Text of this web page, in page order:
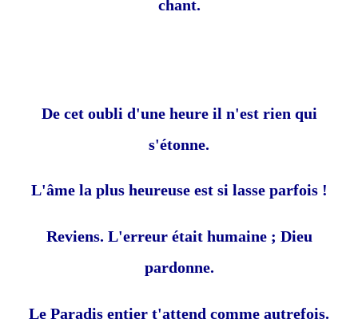
chant.
De cet oubli d'une heure il n'est rien qui
s'étonne.
L'âme la plus heureuse est si lasse parfois !
Reviens. L'erreur était humaine ; Dieu
pardonne.
Le Paradis entier t'attend comme autrefois.